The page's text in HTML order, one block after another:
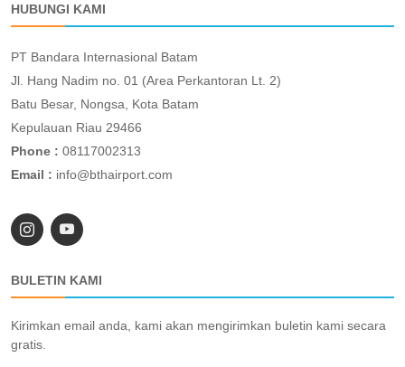
HUBUNGI KAMI
PT Bandara Internasional Batam
Jl. Hang Nadim no. 01 (Area Perkantoran Lt. 2)
Batu Besar, Nongsa, Kota Batam
Kepulauan Riau 29466
Phone : 08117002313
Email : info@bthairport.com
BULETIN KAMI
Kirimkan email anda, kami akan mengirimkan buletin kami secara
gratis.